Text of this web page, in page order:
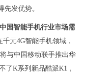
发优势。
国智能手机行业市场需
千元4G智能手机领域，
与中国移动联手推出华
了K系列新品酷派K1，